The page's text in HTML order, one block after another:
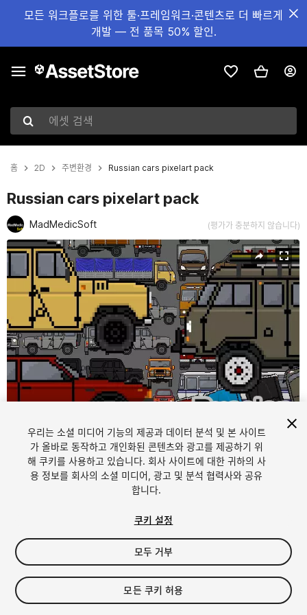
모든 워크플로를 위한 툴·프레임워크·콘텐츠로 더 빠르게
개발 — 전 품목 50% 할인.
에셋 검색
홈 2D 주변환경 Russian cars pixelart pack
Russian cars pixelart pack
MadMedicSoft (평가가 충분하지 않습니다)
현재 슬라이드: 1 / 12
1/12
FREE
in the past week
우리는 소셜 미디어 기능의 제공과 데이터 분석 및 본 사이트
가 올바로 동작하고 개인화된 콘텐츠와 광고를 제공하기 위
해 쿠키를 사용하고 있습니다. 회사 사이트에 대한 귀하의 사
용 정보를 회사의 소셜 미디어, 광고 및 분석 협력사와 공유
합니다.
쿠키 설정
모두 거부
모든 쿠키 허용